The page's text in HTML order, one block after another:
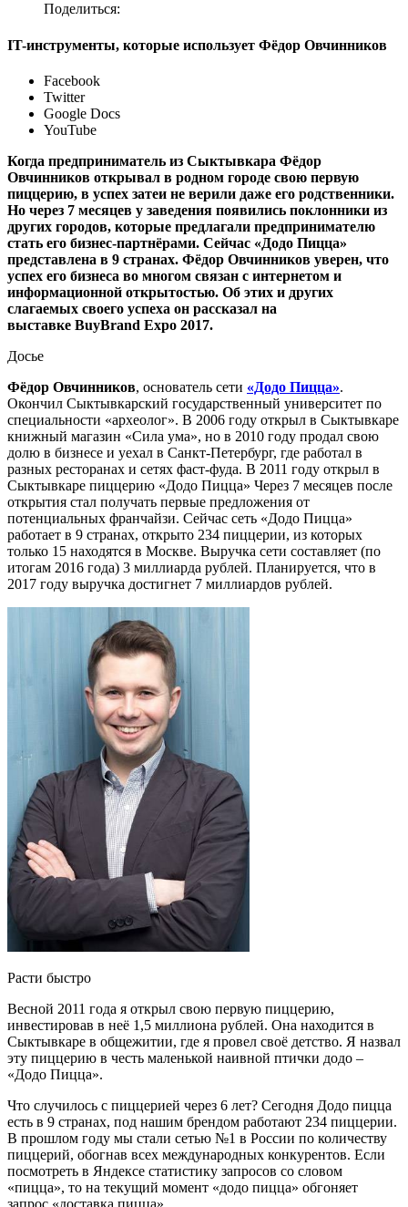
Поделиться:
IT-инструменты, которые использует Фёдор Овчинников
Facebook
Twitter
Google Docs
YouTube
Когда предприниматель из Сыктывкара Фёдор
Овчинников открывал в родном городе свою первую
пиццерию, в успех затеи не верили даже его родственники.
Но через 7 месяцев у заведения появились поклонники из
других городов, которые предлагали предпринимателю
стать его бизнес-партнёрами. Сейчас «Додо Пицца»
представлена в 9 странах. Фёдор Овчинников уверен, что
успех его бизнеса во многом связан с интернетом и
информационной открытостью. Об этих и других
слагаемых своего успеха он рассказал на
выставке BuyBrand Expo 2017.
Досье
Фёдор Овчинников, основатель сети «Додо Пицца».
Окончил Сыктывкарский государственный университет по
специальности «археолог». В 2006 году открыл в Сыктывкаре
книжный магазин «Сила ума», но в 2010 году продал свою
долю в бизнесе и уехал в Санкт-Петербург, где работал в
разных ресторанах и сетях фаст-фуда. В 2011 году открыл в
Сыктывкаре пиццерию «Додо Пицца» Через 7 месяцев после
открытия стал получать первые предложения от
потенциальных франчайзи. Сейчас сеть «Додо Пицца»
работает в 9 странах, открыто 234 пиццерии, из которых
только 15 находятся в Москве. Выручка сети составляет (по
итогам 2016 года) 3 миллиарда рублей. Планируется, что в
2017 году выручка достигнет 7 миллиардов рублей.
Расти быстро
Весной 2011 года я открыл свою первую пиццерию,
инвестировав в неё 1,5 миллиона рублей. Она находится в
Сыктывкаре в общежитии, где я провел своё детство. Я назвал
эту пиццерию в честь маленькой наивной птички додо –
«Додо Пицца».
Что случилось с пиццерией через 6 лет? Сегодня Додо пицца
есть в 9 странах, под нашим брендом работают 234 пиццерии.
В прошлом году мы стали сетью №1 в России по количеству
пиццерий, обогнав всех международных конкурентов. Если
посмотреть в Яндексе статистику запросов со словом
«пицца», то на текущий момент «додо пицца» обгоняет
запрос «доставка пицца».